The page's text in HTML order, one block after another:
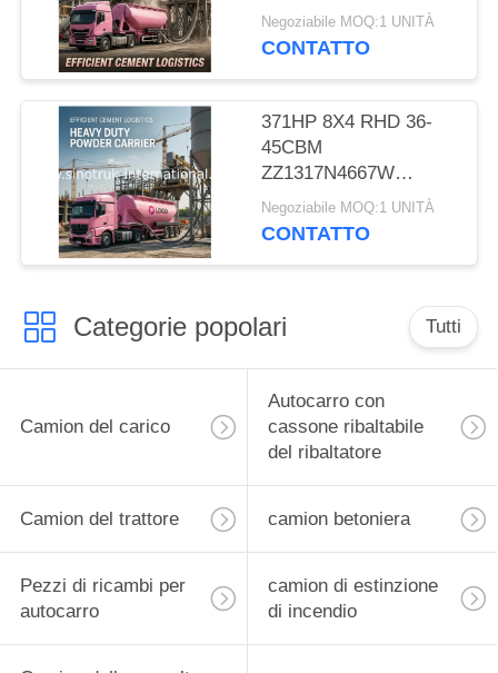
HOWO 371HP 8X4
RHD 36-45CBM
Negoziabile MOQ:1 UNITÀ
CONTATTO
371HP 8X4 RHD 36-
45CBM
ZZ1317N4667W
asciugano il camion in
serie per il materiale
Negoziabile MOQ:1 UNITÀ
CONTATTO
Categorie popolari Tutti
Camion del carico
Autocarro con
cassone ribaltabile
del ribaltatore
Camion del trattore camion betoniera
Pezzi di ricambi per
autocarro
camion di estinzione
di incendio